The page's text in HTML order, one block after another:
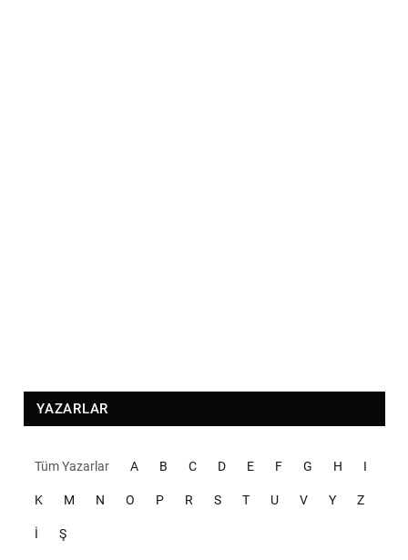
YAZARLAR
Tüm Yazarlar A B C D E F G H I
K M N O P R S T U V Y Z
İ Ş